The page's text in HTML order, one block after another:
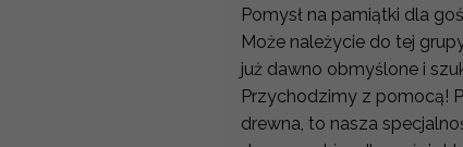
Pomysł na pamiątki dla
Może należycie do tej
już dawno obmyślone i
Przychodzimy z pomocą!
drewna, to nasza